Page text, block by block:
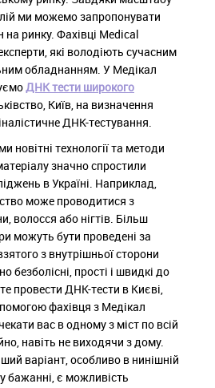
ми можемо запропонувати
на ринку. Фахівці Medical
які володіють сучасним
обладнанням. У Медікал
ДНК тести широкого
Київ, на визначення
ДНК-тестування.
новітні технології та методи
значно спростили
в Україні. Наприклад,
може проводитися з
волосся або нігтів. Більш
можуть бути проведені за
з внутрішньої сторони
безболісні, прості і швидкі до
провести ДНК-тести в Києві,
фахівця з Медікал
вас в одному з міст по всій
навіть не виходячи з дому.
варіант, особливо в нинішній
бажанні, є можливість